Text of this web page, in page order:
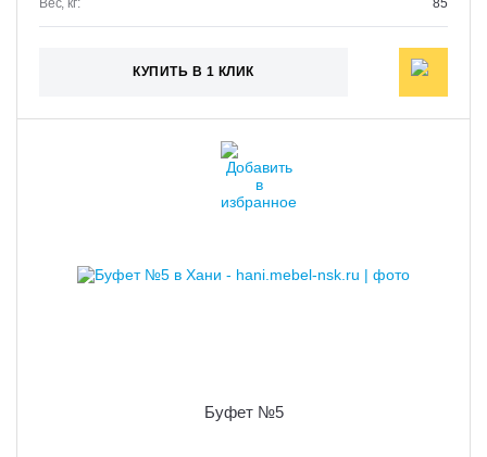
Вес, кг:
85
КУПИТЬ В 1 КЛИК
Буфет №5